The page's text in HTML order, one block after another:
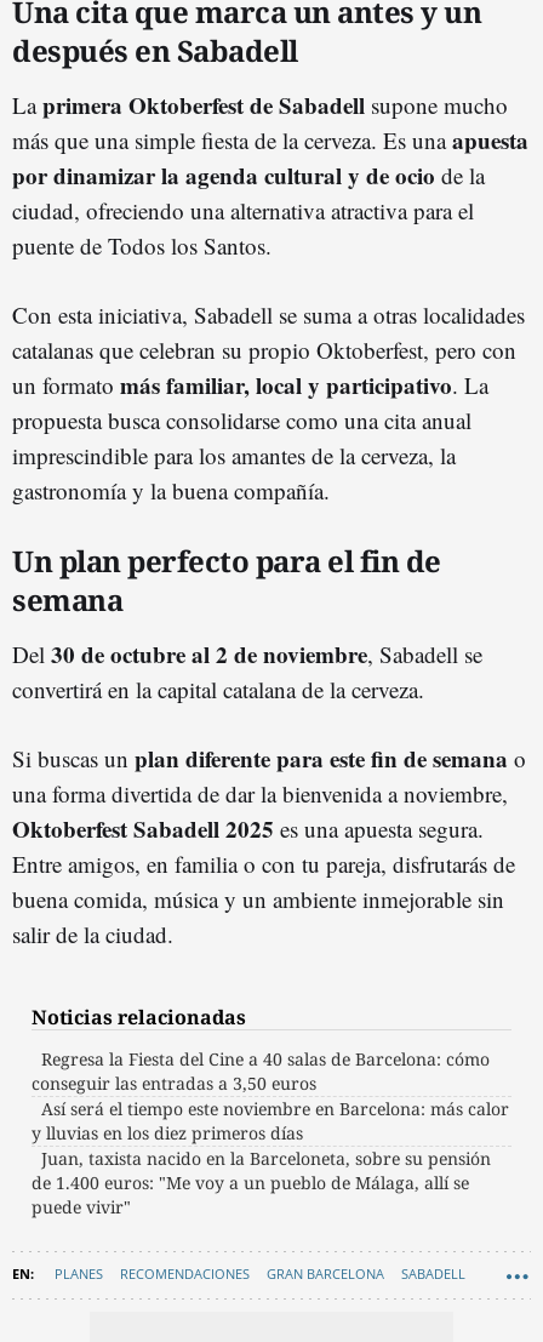
Una cita que marca un antes y un
después en Sabadell
Laprimera Oktoberfest de Sabadell supone mucho
más que una simple fiesta de la cerveza. Es unaapuesta
por dinamizar la agenda cultural y de ocio de la
ciudad, ofreciendo una alternativa atractiva para el
puente de Todos los Santos.
Con esta iniciativa, Sabadell se suma a otras localidades
catalanas que celebran su propio Oktoberfest, pero con
un formato más familiar, local y participativo. La
propuesta busca consolidarse como una cita anual
imprescindible para los amantes de la cerveza, la
gastronomía y la buena compañía.
Un plan perfecto para el fin de
semana
Del 30 de octubre al 2 de noviembre, Sabadell se
convertirá en la capital catalana de la cerveza.
Si buscas un plan diferente para este fin de semana o
una forma divertida de dar la bienvenida a noviembre,
Oktoberfest Sabadell 2025 es una apuesta segura.
Entre amigos, en familia o con tu pareja, disfrutarás de
buena comida, música y un ambiente inmejorable sin
salir de la ciudad.
Noticias relacionadas
Regresa la Fiesta del Cine a 40 salas de Barcelona: cómo
conseguir las entradas a 3,50 euros
Así será el tiempo este noviembre en Barcelona: más calor
y lluvias en los diez primeros días
Juan, taxista nacido en la Barceloneta, sobre su pensión
de 1.400 euros: "Me voy a un pueblo de Málaga, allí se
puede vivir"
PLANES RECOMENDACIONES GRAN BARCELONA SABADELL